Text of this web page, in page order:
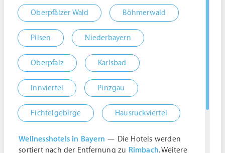
Oberpfälzer Wald Böhmerwald
Pilsen Niederbayern
Oberpfalz Karlsbad
Innviertel Pinzgau
Fichtelgebirge Hausruckviertel
Wellnesshotels in Bayern — Die Hotels werden
sortiert nach der Entfernung zu Rimbach. Weitere